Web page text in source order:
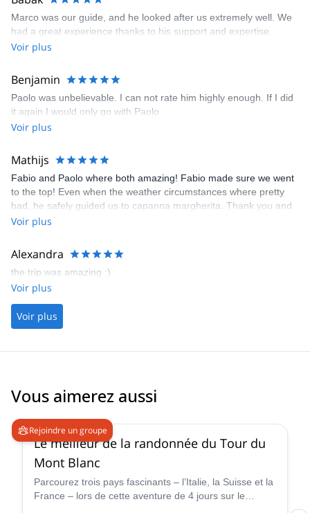
Marco was our guide, and he looked after us extremely well. We
had a great experience thanks to his support and expertise.
Voir plus
Benjamin
Paolo was unbelievable. I can not rate him highly enough. If I did
it again I would only go with Paolo.
Voir plus
Mathijs
Fabio and Paolo where both amazing! Fabio made sure we went
to the top! Even when the weather circumstances where pretty
bad, he safely guided us to capanna margherita. Thank you and
till next time!
Voir plus
Alexandra
the trip was amazing :)
Voir plus
Voir plus
Vous aimerez aussi
Rejoindre un groupe
Le meilleur de la randonnée du Tour du
Mont Blanc
Parcourez trois pays fascinants – l’Italie, la Suisse et la
France – lors de cette aventure de 4 jours sur le